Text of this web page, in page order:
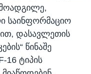
მოადგილე,
საინფორმაციო
დასავლეთის
წინაშე
16 ტიპის